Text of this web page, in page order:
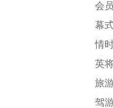
会
幕
情
英
旅
驾